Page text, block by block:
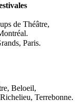
de Théâtre,
Paris.
Beloeil,
Terrebonne.